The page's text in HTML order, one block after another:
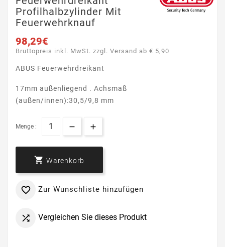
Profilhalbzylinder Mit
Feuerwehrknauf
98,29€
Bruttopreis inkl. MwSt. zzgl. Versand ab € 5,90
ABUS Feuerwehrdreikant
17mm außenliegend . Achsmaß
(außen/innen):30,5/9,8 mm
Menge :
 Warenkorb
 Zur Wunschliste hinzufügen
 Vergleichen Sie dieses Produkt